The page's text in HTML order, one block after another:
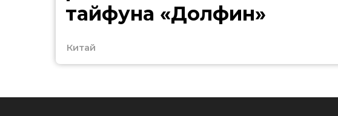
тайфуна «Долфин»
Китай